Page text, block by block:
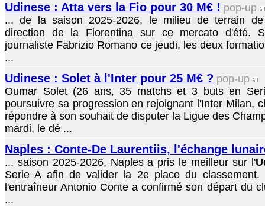
Udinese : Atta vers la Fio pour 30 M€ ! pop-up
... de la saison 2025-2026, le milieu de terrain
direction de la Fiorentina sur ce mercato d'été.
journaliste Fabrizio Romano ce jeudi, les deux
...
Udinese : Solet à l'Inter pour 25 M€ ? pop-up
Oumar Solet (26 ans, 35 matchs et 3 buts en
poursuivre sa progression en rejoignant l'Inter Milan,
répondre à son souhait de disputer la Ligue des
mardi, le dé ...
Naples : Conte-De Laurentiis, l'échange
... saison 2025-2026, Naples a pris le meilleur sur l'
Serie A afin de valider la 2e place du
l'entraîneur Antonio Conte a confirmé son départ du
...